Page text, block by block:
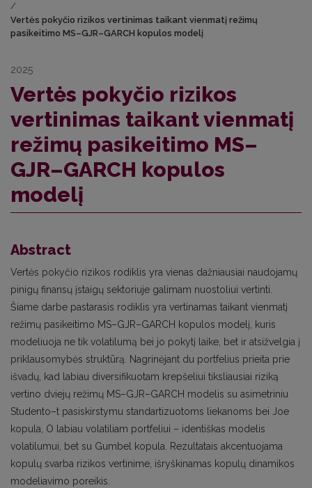
/
Vertės pokyčio rizikos vertinimas taikant vienmatį režimų
pasikeitimo MS–GJR–GARCH kopulos modelį
2025
Vertės pokyčio rizikos
vertinimas taikant vienmatį
režimų pasikeitimo MS–
GJR–GARCH kopulos
modelį
Abstract
Vertės pokyčio rizikos rodiklis yra vienas dažniausiai naudojamų
pinigų finansų įstaigų sektoriuje galimam nuostoliui vertinti.
Šiame darbe pastarasis rodiklis yra vertinamas taikant vienmatį
režimų pasikeitimo MS–GJR–GARCH kopulos modelį, kuris
modeliuoja ne tik volatilumą bei jo pokytį laike, bet ir atsižvelgia į
priklausomybės struktūrą. Nagrinėjant du portfelius prieita prie
išvadų, kad labiau diversifikuotam krepšeliui tiksliausiai riziką
vertino dviejų režimų MS–GJR–GARCH modelis su asimetriniu
Studento–t pasiskirstymu standartizuotoms liekanoms bei Joe
kopula, O labiau volatiliam portfeliui – identiškas modelis
volatilumui, bet su Gumbel kopula. Rezultatais akcentuojama
kopulų svarba rizikos vertinime, išryškinamas kopulų dinamikos
modeliavimo poreikis.